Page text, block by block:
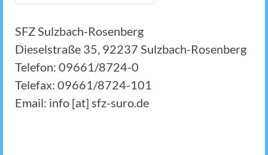
SFZ Sulzbach-Rosenberg
Dieselstraße 35, 92237 Sulzbach-Rosenberg
Telefon: 09661/8724-0
Telefax: 09661/8724-101
Email: info [at] sfz-suro.de